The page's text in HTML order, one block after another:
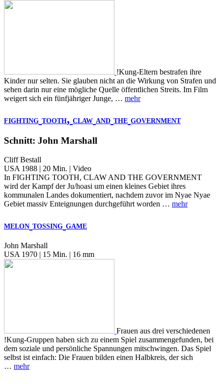
!Kung-Eltern bestrafen ihre
Kinder nur selten. Sie glauben nicht an die Wirkung von Strafen und
sehen darin nur eine mögliche Quelle öffentlichen Streits. Im Film
weigert sich ein fünfjähriger Junge, … mehr
FIGHTING TOOTH, CLAW AND THE GOVERNMENT
Schnitt: John Marshall
Cliff Bestall
USA 1988 | 20 Min. | Video
In FIGHTING TOOTH, CLAW AND THE GOVERNMENT
wird der Kampf der Ju/hoasi um einen kleines Gebiet ihres
kommunalen Landes dokumentiert, nachdem zuvor im Nyae Nyae
Gebiet massiv Enteignungen durchgeführt worden … mehr
MELON TOSSING GAME
John Marshall
USA 1970 | 15 Min. | 16 mm
Frauen aus drei verschiedenen
!Kung-Gruppen haben sich zu einem Spiel zusammengefunden, bei
dem soziale und persönliche Spannungen mitschwingen. Das Spiel
selbst ist einfach: Die Frauen bilden einen Halbkreis, der sich
… mehr